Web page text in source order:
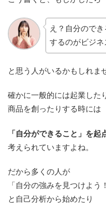
え？自分ので
するのがビジネ
と思う人がいるかもしれま
確かに一般的には起業した
商品を創ったりする時には
「自分ができること」を起
考えられていますよね。
だから多くの人が
「自分の強みを見つけよう
と自己分析から始めたり